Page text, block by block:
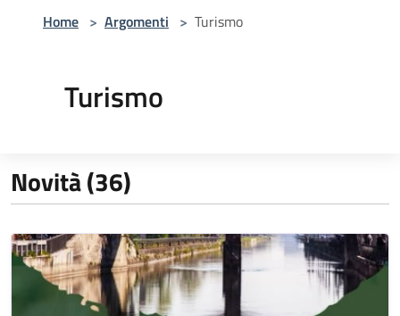
Home > Argomenti > Turismo
Turismo
Novità (36)